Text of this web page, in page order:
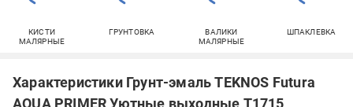
КИСТИ
МАЛЯРНЫЕ
ГРУНТОВКА
ВАЛИКИ
МАЛЯРНЫЕ
ШПАКЛЕВКА
Характеристики Грунт-эмаль TEKNOS Futura
AQUA PRIMER Уютные выходные T1715